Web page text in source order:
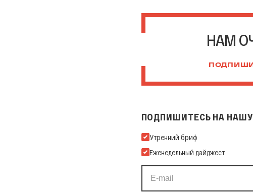
НАМ
ПОДПИШИТЕСЬ НА НАШУ
Подпишитесь на нашу Email-
Утренний бриф
Еженедельный дайджест